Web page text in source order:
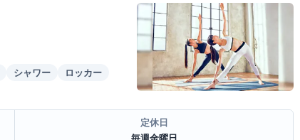
シャワー
ロッカー
定休日